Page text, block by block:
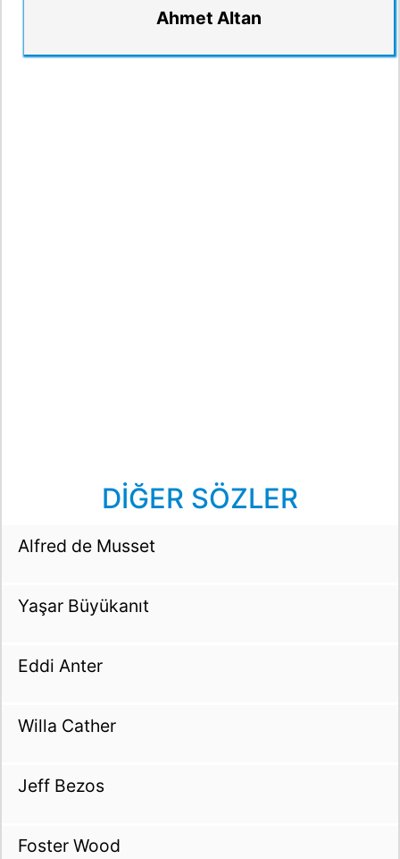
Ahmet Altan
DİĞER SÖZLER
Alfred de Musset
Yaşar Büyükanıt
Eddi Anter
Willa Cather
Jeff Bezos
Foster Wood